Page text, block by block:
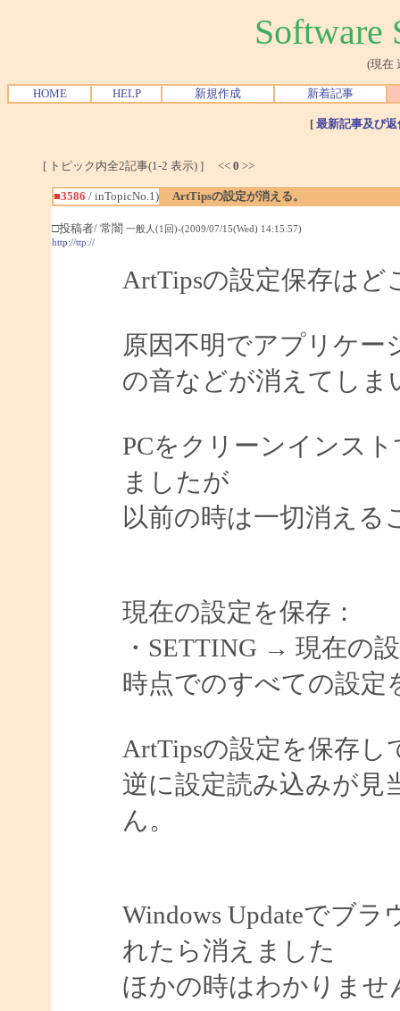
Software
(現在
HOME HELP 新規作成 新着記事
[ 最新記事及び
[ トピック内全2記事(1-2 表示) ] << 0 >>
■3586 / inTopicNo.1) ArtTipsの設定が消える。
□投稿者/ 常闇 一般人(1回)-(2009/07/15(Wed) 14:15:57)
http://ttp://
ArtTipsの設定保存は
原因不明でアプリケ
の音などが消えてしま
PCをクリーンインス
ましたが
以前の時は一切消える
現在の設定を保存：
・SETTING → 現在の
時点でのすべての設定
ArtTipsの設定を保存
逆に設定読み込みが見
ん。
Windows Updateでブ
れたら消えました
ほかの時はわかりませ